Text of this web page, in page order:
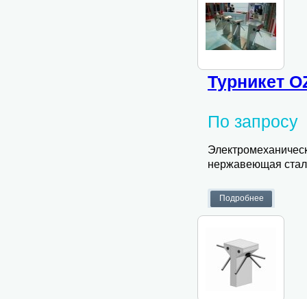
Турникет
По запросу
нержавеющая